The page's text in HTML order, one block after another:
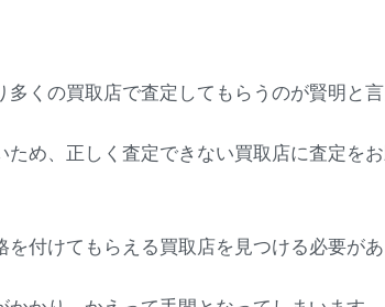
くの買取店で査定してもらうのが賢明と言
め、正しく査定できない買取店に査定を
付けてもらえる買取店を見つける必要があ